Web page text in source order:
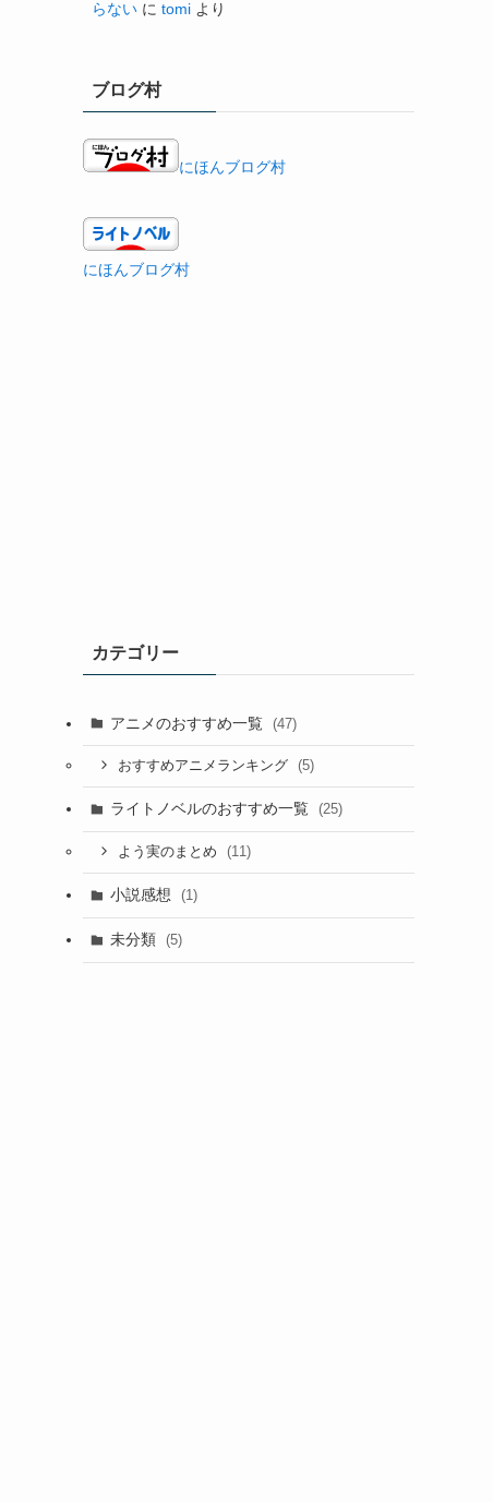
らない に tomi より
ブログ村
にほんブログ村
にほんブログ村
カテゴリー
アニメのおすすめ一覧 (47)
おすすめアニメランキング (5)
ライトノベルのおすすめ一覧 (25)
よう実のまとめ (11)
小説感想 (1)
未分類 (5)